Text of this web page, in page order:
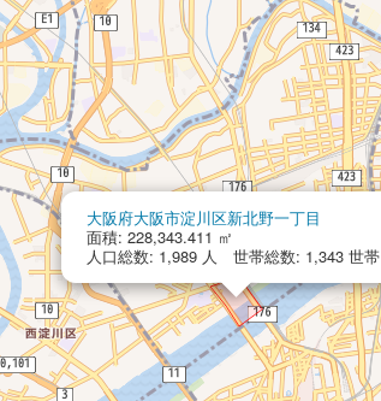
大阪府大阪市淀川区新北野一丁目
面積: 228,343.411 ㎡
人口総数: 1,989 人 世帯総数: 1,343 世帯